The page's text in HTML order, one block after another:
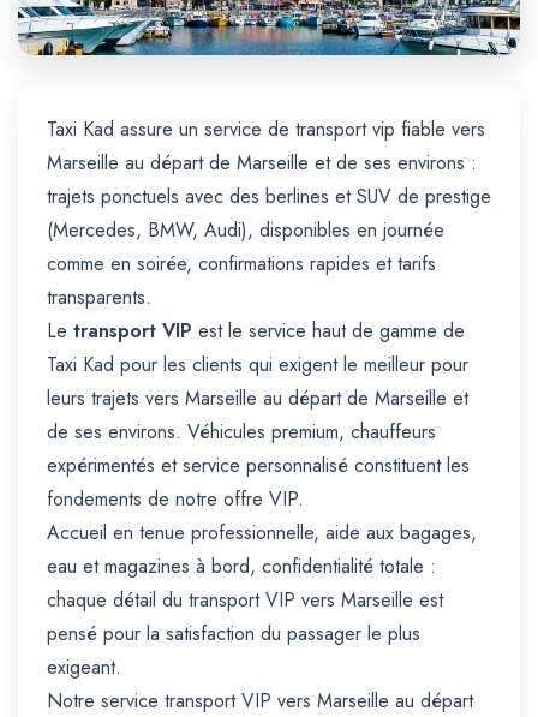
Taxi Kad assure un service de transport vip fiable vers
Marseille au départ de Marseille et de ses environs :
trajets ponctuels avec des berlines et SUV de prestige
(Mercedes, BMW, Audi), disponibles en journée
comme en soirée, confirmations rapides et tarifs
transparents.
Le transport VIP est le service haut de gamme de
Taxi Kad pour les clients qui exigent le meilleur pour
leurs trajets vers Marseille au départ de Marseille et
de ses environs. Véhicules premium, chauffeurs
expérimentés et service personnalisé constituent les
fondements de notre offre VIP.
Accueil en tenue professionnelle, aide aux bagages,
eau et magazines à bord, confidentialité totale :
chaque détail du transport VIP vers Marseille est
pensé pour la satisfaction du passager le plus
exigeant.
Notre service transport VIP vers Marseille au départ